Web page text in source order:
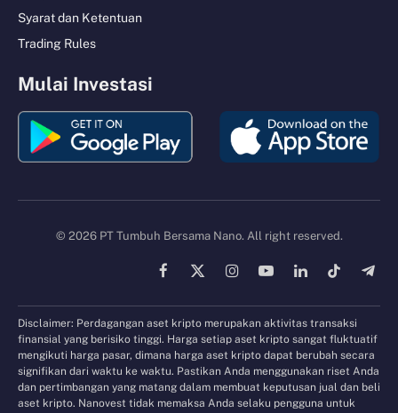
Syarat dan Ketentuan
Trading Rules
Mulai Investasi
© 2026 PT Tumbuh Bersama Nano. All right reserved.
Facebook
X
InstagramYouTubeLinkedInTikTok
Disclaimer: Perdagangan aset kripto merupakan aktivitas transaksi
finansial yang berisiko tinggi. Harga setiap aset kripto sangat fluktuatif
mengikuti harga pasar, dimana harga aset kripto dapat berubah secara
signifikan dari waktu ke waktu. Pastikan Anda menggunakan riset Anda
dan pertimbangan yang matang dalam membuat keputusan jual dan beli
aset kripto. Nanovest tidak memaksa Anda selaku pengguna untuk